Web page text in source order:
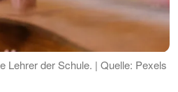
Lehrer der Schule. | Quelle: Pexels